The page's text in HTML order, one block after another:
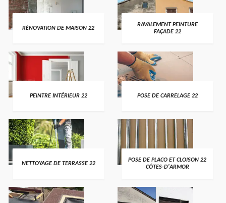
RÉNOVATION DE MAISON 22
RAVALEMENT PEINTURE
FAÇADE 22
PEINTRE INTÉRIEUR 22 POSE DE CARRELAGE 22
NETTOYAGE DE TERRASSE 22
POSE DE PLACO ET CLOISON 22
CÔTES-D'ARMOR